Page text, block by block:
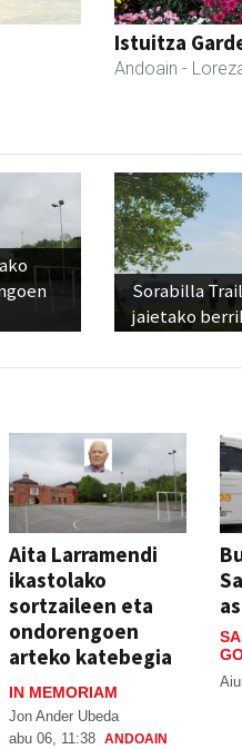
Istuitza
Andoain -
Sorabilla
jaietako
Aita Larramendi
ikastolako
sortzaileen eta
ondorengoen
arteko katebegia
IN MEMORIAM
Jon Ander Ubeda
abu 06, 11:38 ANDOAIN